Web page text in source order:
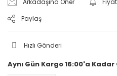
Arkadaşına Öner
Paylaş
Hızlı Gönderi
Aynı Gün Kargo 16:00'a